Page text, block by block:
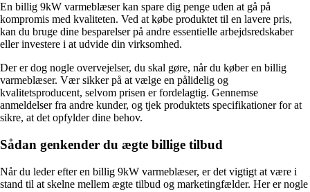
En billig 9kW varmeblæser kan spare dig penge uden at gå på
kompromis med kvaliteten. Ved at købe produktet til en lavere pris,
kan du bruge dine besparelser på andre essentielle arbejdsredskaber
eller investere i at udvide din virksomhed.
Der er dog nogle overvejelser, du skal gøre, når du køber en billig
varmeblæser. Vær sikker på at vælge en pålidelig og
kvalitetsproducent, selvom prisen er fordelagtig. Gennemse
anmeldelser fra andre kunder, og tjek produktets specifikationer for at
sikre, at det opfylder dine behov.
Sådan genkender du ægte billige tilbud
Når du leder efter en billig 9kW varmeblæser, er det vigtigt at være i
stand til at skelne mellem ægte tilbud og marketingfælder. Her er nogle